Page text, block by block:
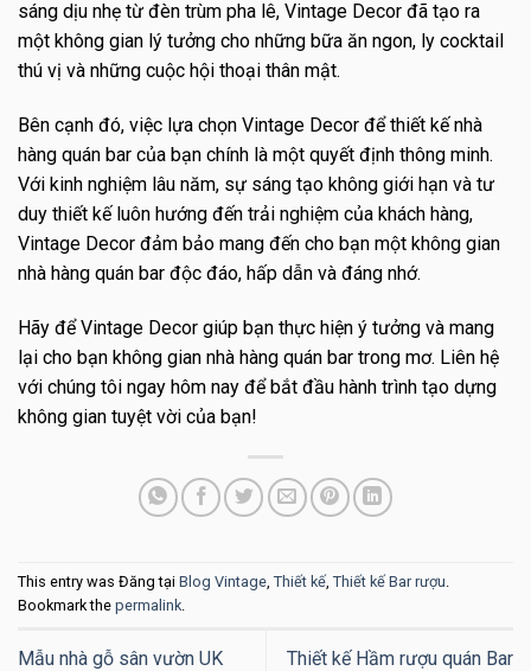
sáng dịu nhẹ từ đèn trùm pha lê, Vintage Decor đã tạo ra
một không gian lý tưởng cho những bữa ăn ngon, ly cocktail
thú vị và những cuộc hội thoại thân mật.
Bên cạnh đó, việc lựa chọn Vintage Decor để thiết kế nhà
hàng quán bar của bạn chính là một quyết định thông minh.
Với kinh nghiệm lâu năm, sự sáng tạo không giới hạn và tư
duy thiết kế luôn hướng đến trải nghiệm của khách hàng,
Vintage Decor đảm bảo mang đến cho bạn một không gian
nhà hàng quán bar độc đáo, hấp dẫn và đáng nhớ.
Hãy để Vintage Decor giúp bạn thực hiện ý tưởng và mang
lại cho bạn không gian nhà hàng quán bar trong mơ. Liên hệ
với chúng tôi ngay hôm nay để bắt đầu hành trình tạo dựng
không gian tuyệt vời của bạn!
This entry was Đăng tại Blog Vintage, Thiết kế, Thiết kế Bar rượu.
Bookmark the permalink.
Mẫu nhà gỗ sân vườn UK
Thiết kế Hầm rượu quán Bar